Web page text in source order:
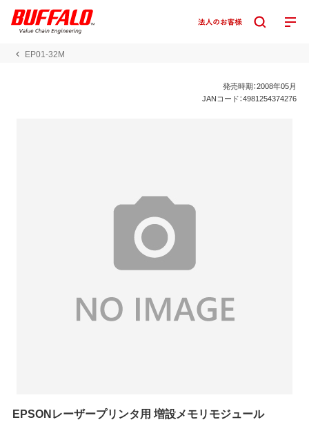
EP01-32M
発売時期：2008年05月
JANコード：4981254374276
EPSONレーザープリンタ用 増設メモリモジュール